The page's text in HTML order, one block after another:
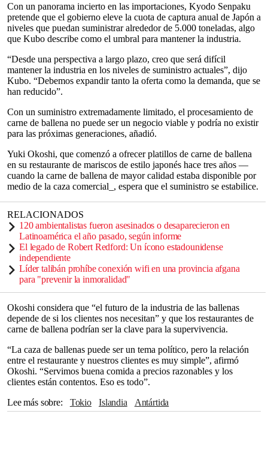
Con un panorama incierto en las importaciones, Kyodo Senpaku
pretende que el gobierno eleve la cuota de captura anual de Japón a
niveles que puedan suministrar alrededor de 5.000 toneladas, algo
que Kubo describe como el umbral para mantener la industria.
“Desde una perspectiva a largo plazo, creo que será difícil
mantener la industria en los niveles de suministro actuales”, dijo
Kubo. “Debemos expandir tanto la oferta como la demanda, que se
han reducido”.
Con un suministro extremadamente limitado, el procesamiento de
carne de ballena no puede ser un negocio viable y podría no existir
para las próximas generaciones, añadió.
Yuki Okoshi, que comenzó a ofrecer platillos de carne de ballena
en su restaurante de mariscos de estilo japonés hace tres años —
cuando la carne de ballena de mayor calidad estaba disponible por
medio de la caza comercial_, espera que el suministro se estabilice.
RELACIONADOS
120 ambientalistas fueron asesinados o desaparecieron en
Latinoamérica el año pasado, según informe
El legado de Robert Redford: Un ícono estadounidense
independiente
Líder talibán prohíbe conexión wifi en una provincia afgana
para "prevenir la inmoralidad"
Okoshi considera que “el futuro de la industria de las ballenas
depende de si los clientes nos necesitan” y que los restaurantes de
carne de ballena podrían ser la clave para la supervivencia.
“La caza de ballenas puede ser un tema político, pero la relación
entre el restaurante y nuestros clientes es muy simple”, afirmó
Okoshi. “Servimos buena comida a precios razonables y los
clientes están contentos. Eso es todo”.
Lee más sobre
Tokio Islandia
Antártida